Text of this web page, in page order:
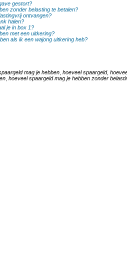
gestort?
zonder belasting te betalen?
ontvangen?
halen?
je in box 1?
met een uitkering?
als ik een wajong uitkering heb?
mag je hebben hoeveel spaargeld,
hoeveel spaargeld mag je hebben zonder